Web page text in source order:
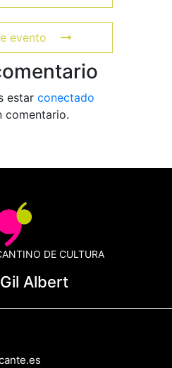
evento
estar conectado
comentario.
DE CULTURA
Albert